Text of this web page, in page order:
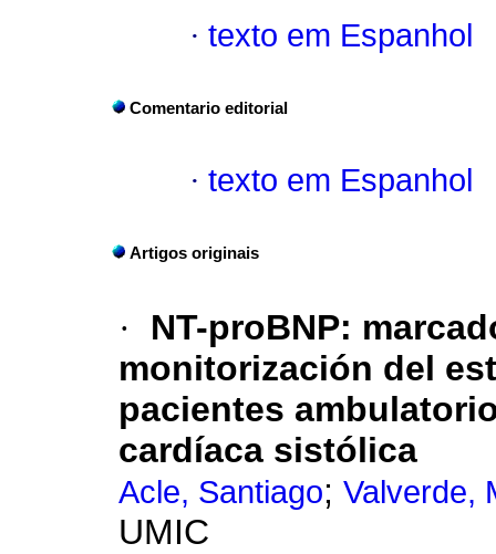
· texto em Espanhol
Comentario editorial
· texto em Espanhol
Artigos originais
·
NT-proBNP:
monitorización del
pacientes
cardíaca sistólica
Acle, Santiago; Valverde,
UMIC